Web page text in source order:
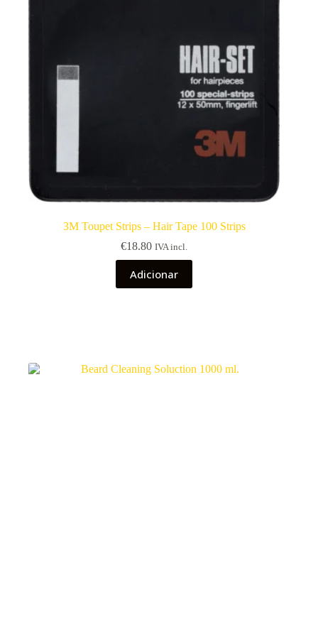
3M Toupet Strips – Hair Tape 100 Strips
€18.80 IVA incl.
Adicionar